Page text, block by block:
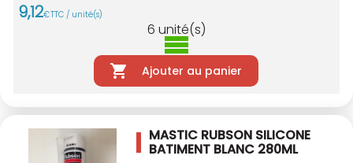
9,12€TTC / unité(s)
6 unité(s)
Ajouter au panier
MASTIC RUBSON SILICONE
BATIMENT BLANC 280ML